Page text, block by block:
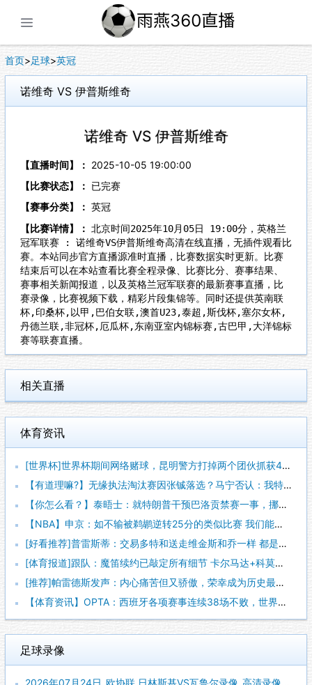
首页>足球>英冠
诺维奇 VS 伊普斯维奇
诺维奇 VS 伊普斯维奇
【直播时间】： 2025-10-05 19:00:00
【比赛状态】：
已完赛
【赛事分类】： 英冠
【比赛详情】： 北京时间2025年10月05日 19:00分，英格兰
冠军联赛 : 诺维奇VS伊普斯维奇高清在线直播，无插件观看比
赛。本站同步官方直播源准时直播，比赛数据实时更新。比赛
结束后可以在本站查看比赛全程录像、比赛比分、赛事结果、
赛事相关新闻报道，以及英格兰冠军联赛的最新赛事直播，比
赛录像，比赛视频下载，精彩片段集锦等。同时还提供英南联
杯,印桑杯,以甲,巴伯女联,澳首U23,泰超,斯伐杯,塞尔女杯,
丹德兰联,非冠杯,厄瓜杯,东南亚室内锦标赛,古巴甲,大洋锦标
赛等联赛直播。
相关直播
体育资讯
[世界杯]世界杯期间网络赌球，昆明警方打掉两个团伙抓获42人
【有道理嘛?】无缘执法淘汰赛因张铖落选？马宁否认：我特别清楚
【你怎么看？】泰晤士：就特朗普干预巴洛贡禁赛一事，挪威足协准
【NBA】申京：如不输被鹈鹕逆转25分的类似比赛 我们能拿下
[好看推荐]普雷斯蒂：交易多特和送走维金斯和乔一样 都是出于
[体育报道]跟队：魔笛续约已敲定所有细节 卡尔马达+科莫托也
[推荐]帕雷德斯发声：内心痛苦但又骄傲，荣幸成为历史最佳阿根
【体育资讯】OPTA：西班牙各项赛事连续38场不败，世界杯夺
足球录像
2026年07月24日_欧协联 日林斯基VS瓦鲁尔录像_高清录像【全场回放】